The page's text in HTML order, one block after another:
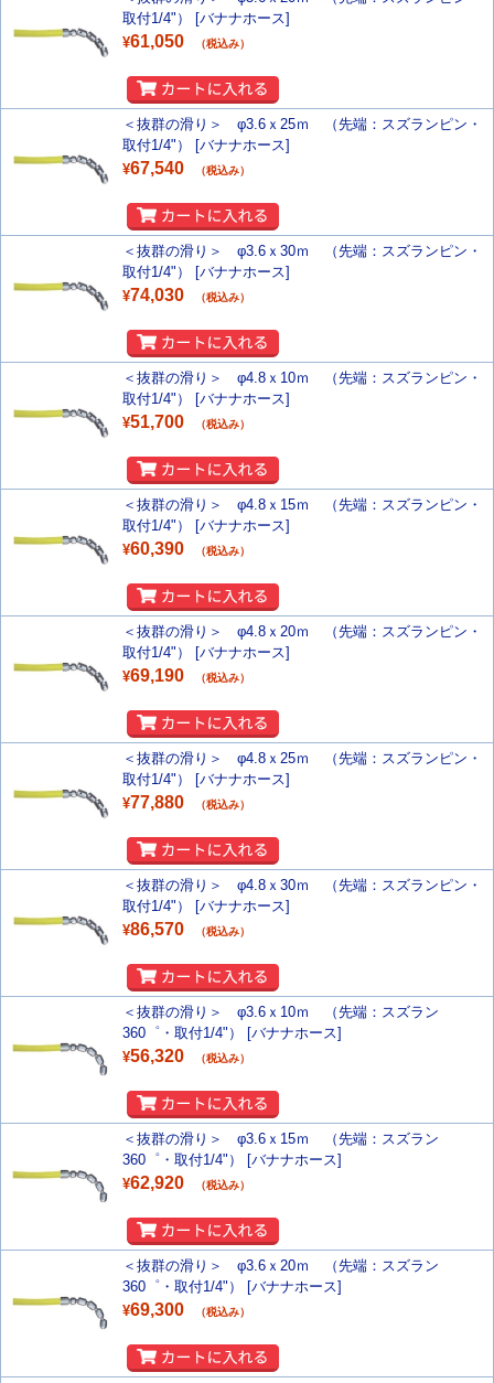
取付1/4"） [バナナホース]
¥61,050 （税込み）
＜抜群の滑り＞ φ3.6ｘ25ｍ （先端：スズランピン・
取付1/4"） [バナナホース]
¥67,540 （税込み）
＜抜群の滑り＞ φ3.6ｘ30ｍ （先端：スズランピン・
取付1/4"） [バナナホース]
¥74,030 （税込み）
＜抜群の滑り＞ φ4.8ｘ10ｍ （先端：スズランピン・
取付1/4"） [バナナホース]
¥51,700 （税込み）
＜抜群の滑り＞ φ4.8ｘ15ｍ （先端：スズランピン・
取付1/4"） [バナナホース]
¥60,390 （税込み）
＜抜群の滑り＞ φ4.8ｘ20ｍ （先端：スズランピン・
取付1/4"） [バナナホース]
¥69,190 （税込み）
＜抜群の滑り＞ φ4.8ｘ25ｍ （先端：スズランピン・
取付1/4"） [バナナホース]
¥77,880 （税込み）
＜抜群の滑り＞ φ4.8ｘ30ｍ （先端：スズランピン・
取付1/4"） [バナナホース]
¥86,570 （税込み）
＜抜群の滑り＞ φ3.6ｘ10ｍ （先端：スズラン
360゜・取付1/4"） [バナナホース]
¥56,320 （税込み）
＜抜群の滑り＞ φ3.6ｘ15ｍ （先端：スズラン
360゜・取付1/4"） [バナナホース]
¥62,920 （税込み）
＜抜群の滑り＞ φ3.6ｘ20ｍ （先端：スズラン
360゜・取付1/4"） [バナナホース]
¥69,300 （税込み）